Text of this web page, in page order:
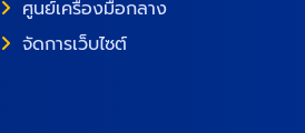
ศูนย์เครื่องมือกลาง
จัดการเว็บไซต์